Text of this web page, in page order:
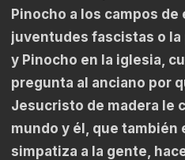
Pinocho a los campos
juventudes fascistas o
y Pinocho en la iglesia,
pregunta al anciano por
Jesucristo de madera le
mundo y él, que también
simpatiza a la gente,